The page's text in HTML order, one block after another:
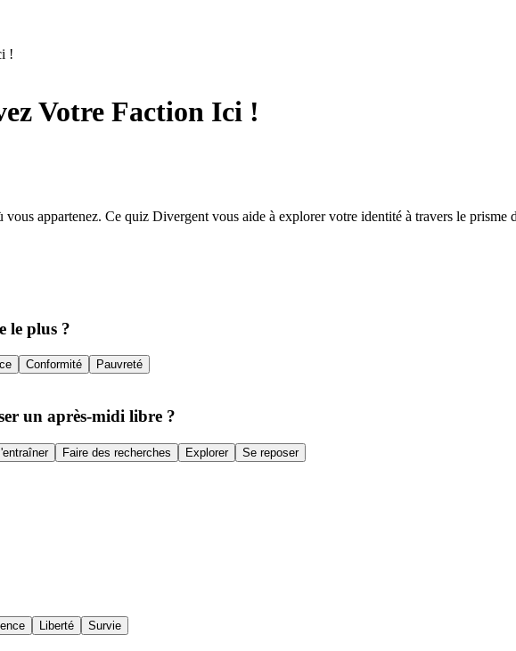
!
Votre Faction Ici !
appartenez. Ce quiz Divergent vous aide à explorer votre identité à travers le prisme
le plus ?
Conformité Pauvreté
un après-midi libre ?
Faire des recherches Explorer Se reposer
Liberté Survie